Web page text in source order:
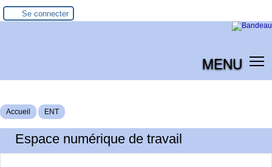
Se connecter
MENU
Accueil ENT
Espace numérique de travail